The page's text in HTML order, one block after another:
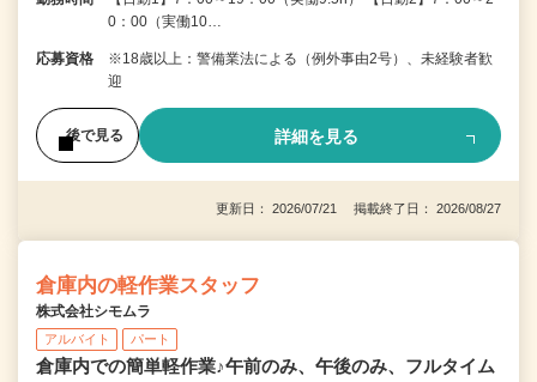
0：00（実働10…
応募資格
※18歳以上：警備業法による（例外事由2号）、未経験者歓
迎
後で見る 詳細を見る
更新日： 2026/07/21 掲載終了日： 2026/08/27
倉庫内の軽作業スタッフ
株式会社シモムラ
アルバイト パート
倉庫内での簡単軽作業♪午前のみ、午後のみ、フルタイム